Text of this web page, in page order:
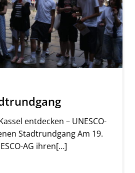
entdecken – UNESCO-
Stadtrundgang Am 19.
AG ihren[…]